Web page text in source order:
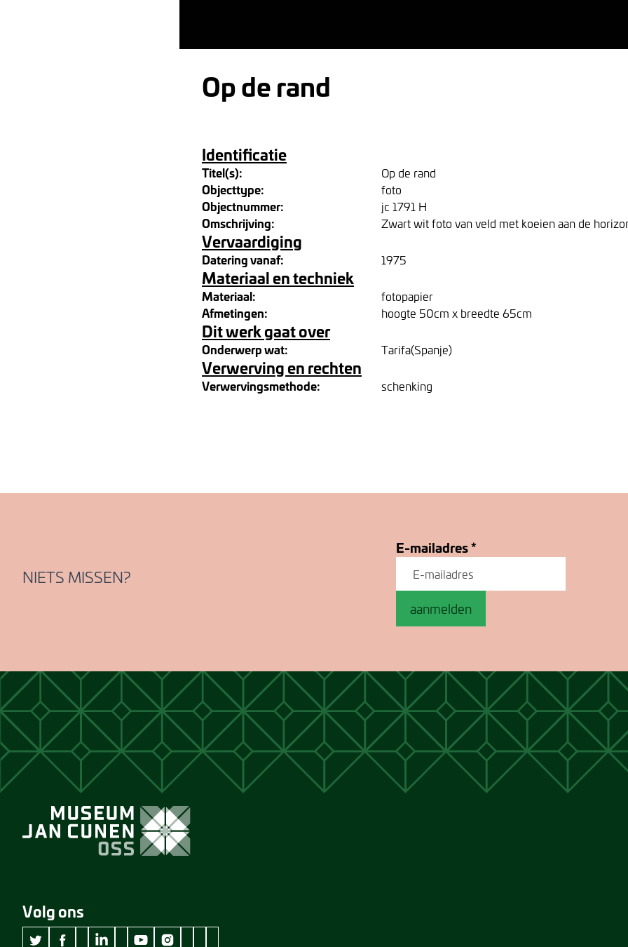
Op de rand
Identificatie
Titel(s): Op de rand
Objecttype: foto
Objectnummer: jc 1791 H
Omschrijving: Zwart wit foto van veld met koeien aan de
Vervaardiging
Datering vanaf: 1975
Materiaal en techniek
Materiaal: fotopapier
Afmetingen: hoogte 50cm x breedte 65cm
Dit werk gaat over
Onderwerp wat: Tarifa(Spanje)
Verwerving en rechten
Verwervingsmethode: schenking
NIETS MISSEN?
E-mailadres*
aanmelden
Volg ons
wikipedia Museum Jan Cunen
googleplus Museum Jan Cunen